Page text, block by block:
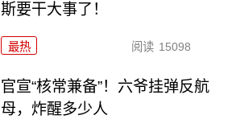
斯要干大事了！
最热 阅读 15098
官宣“核常兼备”！六爷挂弹反航
母，炸醒多少人